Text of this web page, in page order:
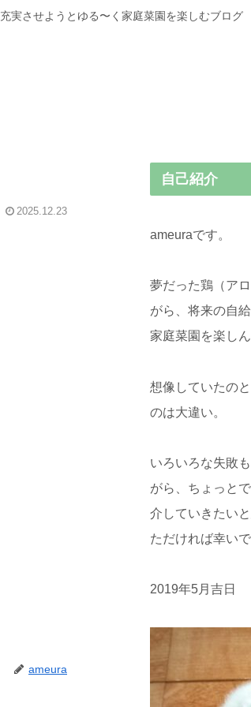
実させようとゆる〜く家庭菜園を楽しむブログ
2025.12.23
ameura
自己紹介
ameuraです。
夢だった鶏（ア
がら、将来の自
家庭菜園を楽しん
想像していたの
のは大違い。
いろいろな失敗
がら、ちょっと
介していきたい
ただければ幸いで
2019年5月吉日